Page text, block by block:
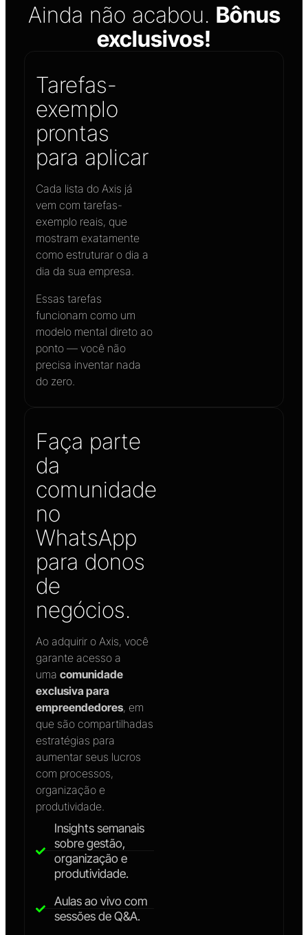
Ainda não acabou. Bônus
exclusivos!
Tarefas-
exemplo
prontas
para aplicar
Cada lista do Axis já
vem com tarefas-
exemplo reais, que
mostram exatamente
como estruturar o dia a
dia da sua empresa.
Essas tarefas
funcionam como um
modelo mental direto ao
ponto — você não
precisa inventar nada
do zero.
Faça parte
da
comunidade
no
WhatsApp
para donos
de
negócios.
Ao adquirir o Axis, você
garante acesso a
umacomunidade
exclusiva para
empreendedores, em
que são compartilhadas
estratégias para
aumentar seus lucros
com processos,
organização e
produtividade.
Insights semanais
sobre gestão,
organização e
produtividade.
Aulas ao vivo com
sessões de Q&A.